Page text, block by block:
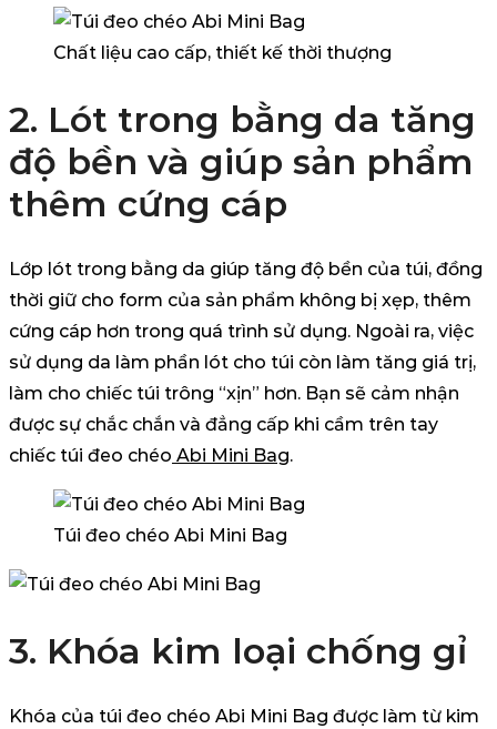
Chất liệu cao cấp, thiết kế thời thượng
2. Lót trong bằng da tăng
độ bền và giúp sản phẩm
thêm cứng cáp
Lớp lót trong bằng da giúp tăng độ bền của túi, đồng
thời giữ cho form của sản phẩm không bị xẹp, thêm
cứng cáp hơn trong quá trình sử dụng. Ngoài ra, việc
sử dụng da làm phần lót cho túi còn làm tăng giá trị,
làm cho chiếc túi trông “xịn” hơn. Bạn sẽ cảm nhận
được sự chắc chắn và đẳng cấp khi cầm trên tay
chiếc túi đeo chéo Abi Mini Bag.
Túi đeo chéo Abi Mini Bag
3. Khóa kim loại chống gỉ
Khóa của túi đeo chéo Abi Mini Bag được làm từ kim